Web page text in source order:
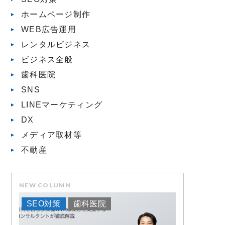
ホームページ制作
WEB広告運用
レンタルビジネス
ビジネス全般
歯科医院
SNS
LINEマーケティング
DX
メディア取材等
不動産
NEW COLUMN
SEO対策 歯科医院